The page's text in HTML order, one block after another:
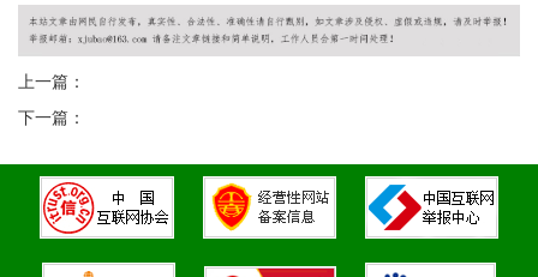
上一篇：
下一篇：